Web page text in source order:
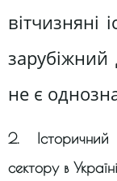
вітчизняні
зарубіжний
не є
2. Історичний
сектору в Україні